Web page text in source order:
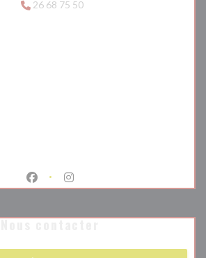
26 68 75 50
Facebook ((ouvre une nouvelle
Instagram ((ouvre une
Nous contacter